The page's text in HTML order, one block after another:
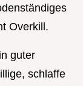
Overkill.
guter
schlaffe